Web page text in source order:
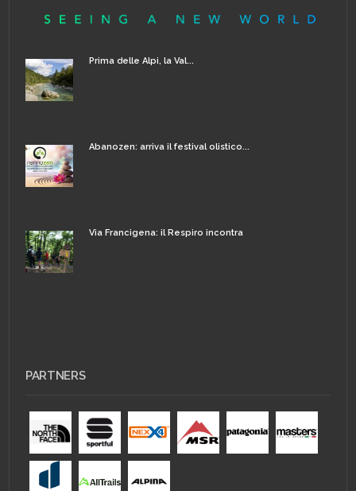
Prima delle Alpi, la Val...
Abanozen: arriva il festival olistico...
Via Francigena: il Respiro incontra
PARTNERS